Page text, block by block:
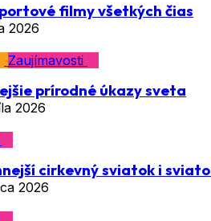
filmy všetkých čias
2026
Zaujímavosti
prírodné úkazy sveta
2026
cirkevný sviatok i
2026